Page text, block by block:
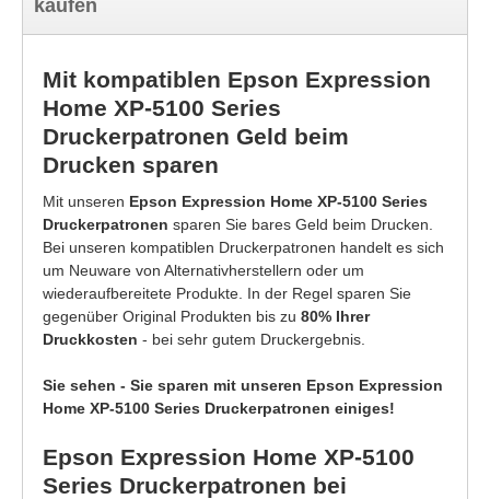
kaufen
Mit kompatiblen Epson Expression
Home XP-5100 Series
Druckerpatronen Geld beim
Drucken sparen
Mit unseren Epson Expression Home XP-5100 Series
Druckerpatronen sparen Sie bares Geld beim Drucken.
Bei unseren kompatiblen Druckerpatronen handelt es sich
um Neuware von Alternativherstellern oder um
wiederaufbereitete Produkte. In der Regel sparen Sie
gegenüber Original Produkten bis zu 80% Ihrer
Druckkosten - bei sehr gutem Druckergebnis.
Sie sehen - Sie sparen mit unseren Epson Expression
Home XP-5100 Series Druckerpatronen einiges!
Epson Expression Home XP-5100
Series Druckerpatronen bei